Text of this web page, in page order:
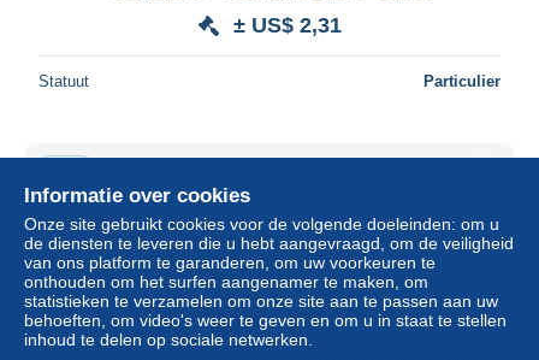
± US$ 2,31
Statuut Particulier
Informatie over cookies
Onze site gebruikt cookies voor de volgende doeleinden: om u
de diensten te leveren die u hebt aangevraagd, om de veiligheid
van ons platform te garanderen, om uw voorkeuren te
onthouden om het surfen aangenamer te maken, om
statistieken te verzamelen om onze site aan te passen aan uw
behoeften, om video's weer te geven en om u in staat te stellen
inhoud te delen op sociale netwerken.